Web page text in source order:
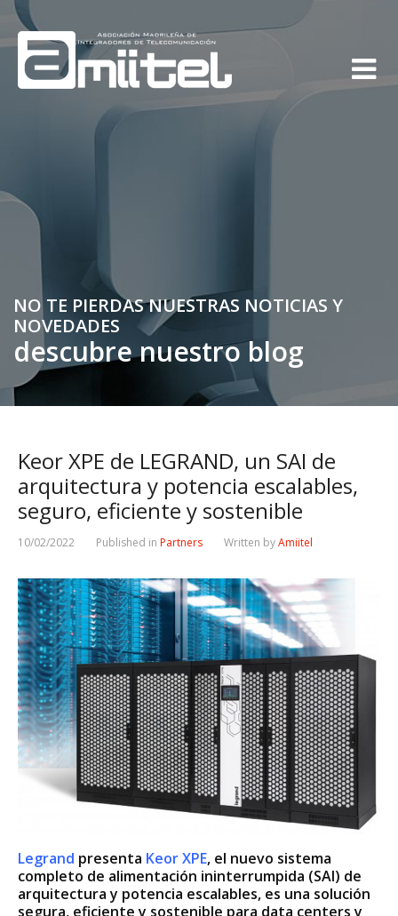
NO TE PIERDAS NUESTRAS NOTICIAS Y
NOVEDADES
descubre nuestro blog
Keor XPE de LEGRAND, un SAI de
arquitectura y potencia escalables,
seguro, eficiente y sostenible
10/02/2022 Published in Partners Written byAmiitel
Legrand presenta Keor XPE, el nuevo sistema
completo de alimentación ininterrumpida (SAI) de
arquitectura y potencia escalables, es una solución
segura, eficiente y sostenible para data centers y